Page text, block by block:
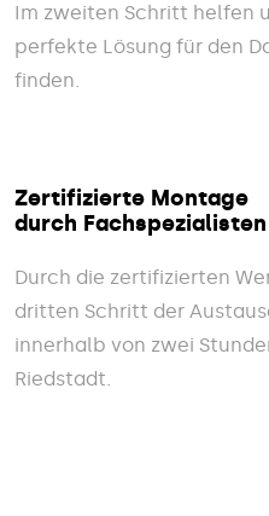
Im zweiten Schritt helfen
perfekte Lösung für den
finden.
Zertifizierte Montage
durch Fachspezialisten
Durch die zertifizierten
dritten Schritt der
innerhalb von zwei
Riedstadt.